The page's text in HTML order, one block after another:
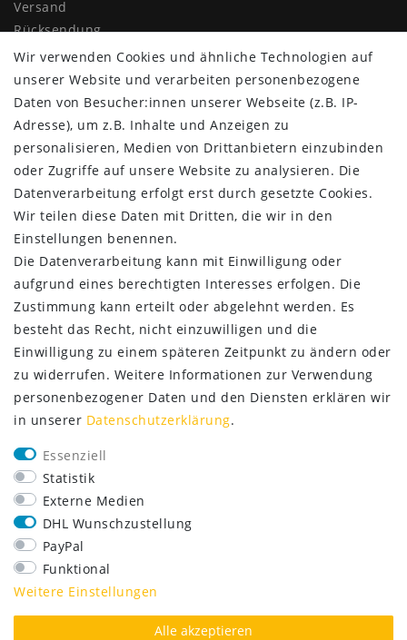
Versand
Rücksendung
Widerrufs­recht
Impressum
Daten­schutz­erklärung
AGB
Kontakt
ZAHLUNG & VERSAND
SERVICE
Lieferung nur 2,95 €
Rücksendung kostenfrei
14 Tage Rückgaberecht
Kurze Lieferzeit
FOLGE UNS
Wir verwenden Cookies und ähnliche Technologien auf
unserer Website und verarbeiten personenbezogene
Daten von Besucher:innen unserer Webseite (z.B. IP-
Adresse), um z.B. Inhalte und Anzeigen zu
personalisieren, Medien von Drittanbietern einzubinden
oder Zugriffe auf unsere Website zu analysieren. Die
Datenverarbeitung erfolgt erst durch gesetzte Cookies.
Wir teilen diese Daten mit Dritten, die wir in den
Einstellungen benennen.
Die Datenverarbeitung kann mit Einwilligung oder
aufgrund eines berechtigten Interesses erfolgen. Die
Zustimmung kann erteilt oder abgelehnt werden. Es
besteht das Recht, nicht einzuwilligen und die
Einwilligung zu einem späteren Zeitpunkt zu ändern oder
zu widerrufen. Weitere Informationen zur Verwendung
personenbezogener Daten und den Diensten erklären wir
in unserer Daten­schutz­erklärung.
Essenziell
Statistik
Externe Medien
DHL Wunschzustellung
PayPal
Funktional
Weitere Einstellungen
Alle akzeptieren